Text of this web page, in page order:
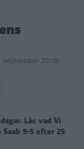
september 2010)
Läs vad Vi
9-5 efter 25